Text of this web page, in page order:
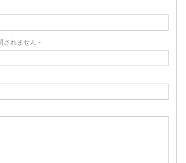
されません -